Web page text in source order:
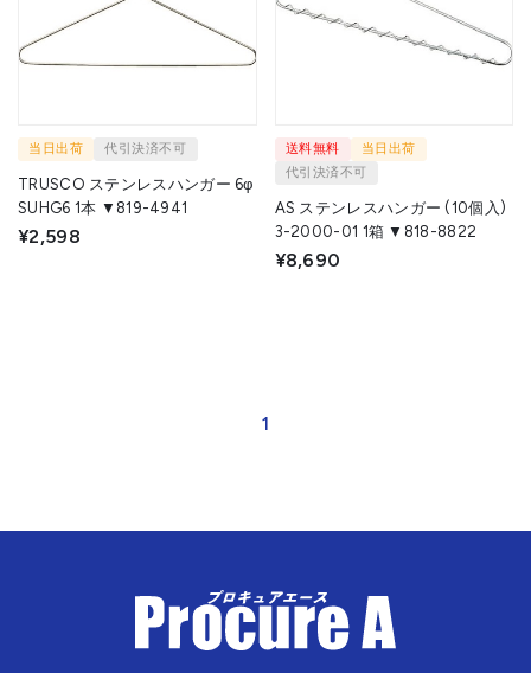
当日出荷 代引決済不可
TRUSCO ステンレスハンガー 6φ
SUHG6 1本 ▼819-4941
¥2,598
送料無料
当日出荷
代引決済不可
AS ステンレスハンガー (10個入)
3-2000-01 1箱 ▼818-8822
¥8,690
1